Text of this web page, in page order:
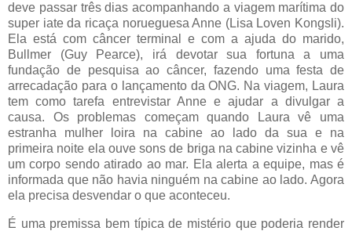
deve passar três dias acompanhando a viagem marítima do
super iate da ricaça norueguesa Anne (Lisa Loven Kongsli).
Ela está com câncer terminal e com a ajuda do marido,
Bullmer (Guy Pearce), irá devotar sua fortuna a uma
fundação de pesquisa ao câncer, fazendo uma festa de
arrecadação para o lançamento da ONG. Na viagem, Laura
tem como tarefa entrevistar Anne e ajudar a divulgar a
causa. Os problemas começam quando Laura vê uma
estranha mulher loira na cabine ao lado da sua e na
primeira noite ela ouve sons de briga na cabine vizinha e vê
um corpo sendo atirado ao mar. Ela alerta a equipe, mas é
informada que não havia ninguém na cabine ao lado. Agora
ela precisa desvendar o que aconteceu.
É uma premissa bem típica de mistério que poderia render